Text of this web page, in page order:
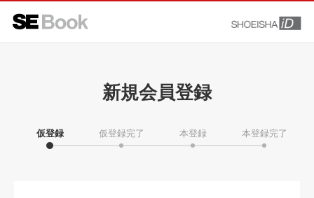
新規会員登録
仮登録 仮登録完了 本登録 本登録完了